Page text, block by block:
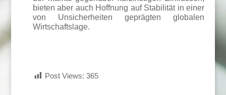
bieten aber auch Hoffnung auf Stabilität in einer
von Unsicherheiten geprägten globalen
Wirtschaftslage.
Post Views: 365